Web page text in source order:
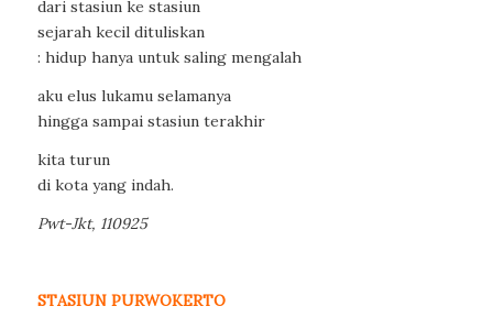
dari stasiun ke stasiun
sejarah kecil dituliskan
: hidup hanya untuk saling mengalah
aku elus lukamu selamanya
hingga sampai stasiun terakhir
kita turun
di kota yang indah.
Pwt-Jkt, 110925
STASIUN PURWOKERTO